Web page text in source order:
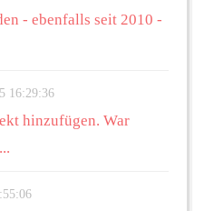
- ebenfalls seit 2010 -
16:29:36
hinzufügen. War